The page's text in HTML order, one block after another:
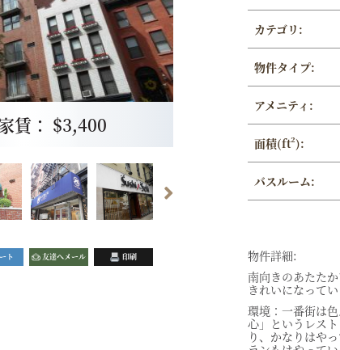
賃： $3,400
ト 友達へメール 印刷
カテゴリ:
物件タイプ:
アメニティ:
面積(ft²):
バスルーム:
物件詳細:
南向きのあたた
きれいになって
環境：一番街は
心」というレス
り、かなりはや